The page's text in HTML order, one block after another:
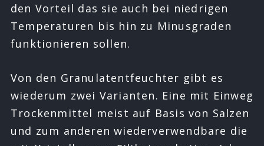
den Vorteil das sie auch bei niedrigen
Temperaturen bis hin zu Minusgraden
funktionieren sollen.
Von den Granulatentfeuchter gibt es
wiederum zwei Varianten. Eine mit Einweg
Trockenmittel meist auf Basis von Salzen
und zum anderen wiederverwendbare die